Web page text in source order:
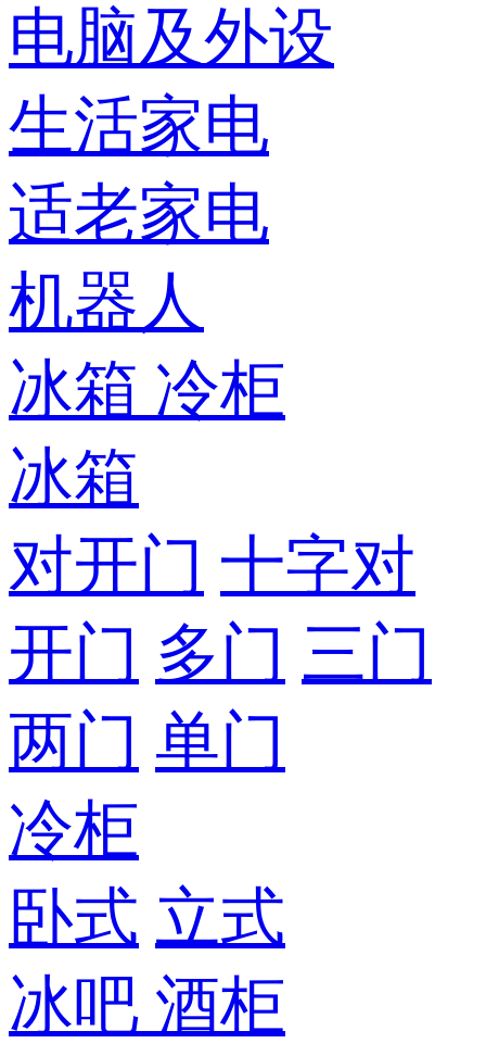
电脑及外设
生活家电
适老家电
机器人
冰箱 冷柜
冰箱
对开门 十字对
开门 多门 三门
两门 单门
冷柜
卧式 立式
冰吧 酒柜